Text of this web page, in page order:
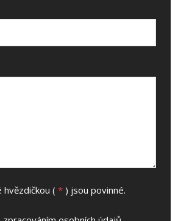
hvězdičkou ( * ) jsou povinné.